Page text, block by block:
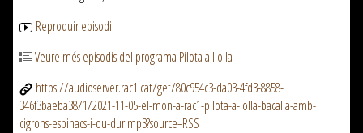
Reproduir episodi
Veure més episodis del programa Pilota a l'olla
https://audioserver.rac1.cat/get/80c954c3-da03-4fd3-8858-
346f3baeba38/1/2021-11-05-el-mon-a-rac1-pilota-a-lolla-bacalla-amb-
cigrons-espinacs-i-ou-dur.mp3?source=RSS